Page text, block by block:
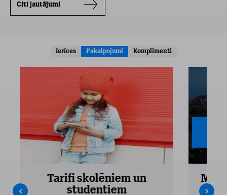
Citi jautājumi
Ierīces Pakalpojumi Komplimenti
Tarifi skolēniem un
studentiem